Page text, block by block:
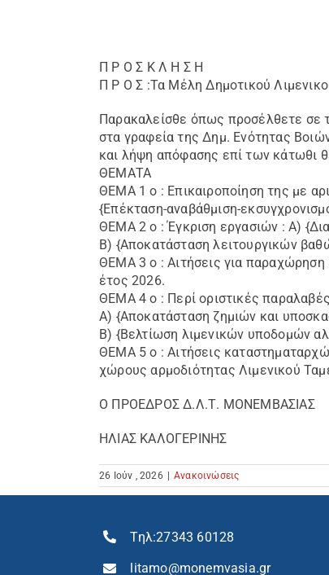
Π Ρ Ο Σ Κ Λ Η Σ Η
Π Ρ Ο Σ :Τα Μέλη Δημοτικού
Παρακαλείσθε όπως προσέλθετε σε
στα γραφεία της Δημ. Ενότητας
και λήψη απόφασης επί των κάτωθι
ΘΕΜΑΤΑ
ΘΕΜΑ 1 ο : Επικαιροποίηση της με
{Επέκταση-αναβάθμιση-
ΘΕΜΑ 2 ο : Έγκριση εργασιών : Α)
Β) {Αποκατάσταση λειτουργικών
ΘΕΜΑ 3 ο : Αιτήσεις για παραχώρηση
έτος 2026.
ΘΕΜΑ 4 ο : Περί οριστικές
Α) {Αποκατάσταση ζημιών και
Β) {Βελτίωση λιμενικών υποδομών
ΘΕΜΑ 5 ο : Αιτήσεις
χώρους αρμοδιότητας Λιμενικού
Ο ΠΡΟΕΔΡΟΣ Δ.Λ.Τ. ΜΟΝΕΜΒΑΣΙΑΣ
ΗΛΙΑΣ ΚΑΛΟΓΕΡΙΝΗΣ
26 Ιούν , 2026 | Ανακοινώσεις
Τηλ:27343 60128
litamo@monemvasia.gr